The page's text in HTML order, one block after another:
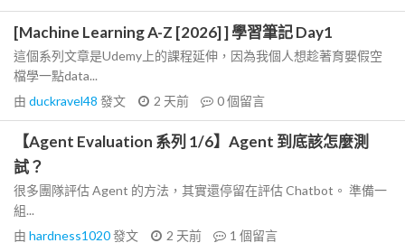
[Machine Learning A-Z [2026] ] 學習筆記 Day1
這個系列文章是Udemy上的課程延伸，因為我個人想趁著育嬰假空
檔學一點data...
由 duckravel48 發文 2 天前 0個留言
【Agent Evaluation 系列 1/6】Agent 到底該怎麼測
試？
很多團隊評估 Agent 的方法，其實還停留在評估 Chatbot。 準備一
組...
由 hardness1020發文 2 天前 1 個留言